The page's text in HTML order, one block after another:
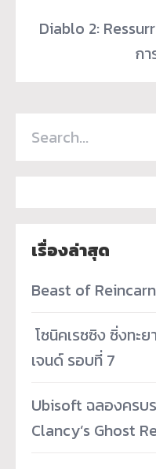
Diablo 2:
ก
เรื่องล่าสุด
Beast of
โซนิคเรซซิง ซิ่งทะ
เจนด์ รอบที่ 7
Ubisoft ฉลองครบ
Clancy’s Ghost